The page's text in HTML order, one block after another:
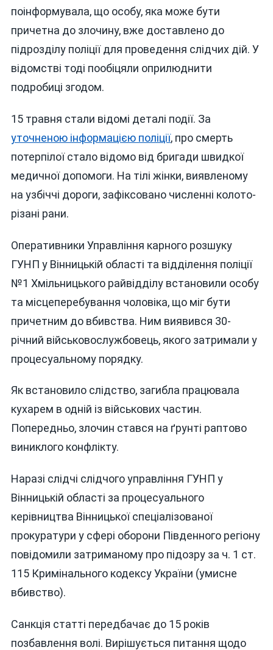
поінформувала, що особу, яка може бути
причетна до злочину, вже доставлено до
підрозділу поліції для проведення слідчих дій. У
відомстві тоді пообіцяли оприлюднити
подробиці згодом.
15 травня стали відомі деталі події. За
уточненою інформацією поліції, про смерть
потерпілої стало відомо від бригади швидкої
медичної допомоги. На тілі жінки, виявленому
на узбіччі дороги, зафіксовано численні колото-
різані рани.
Оперативники Управління карного розшуку
ГУНП у Вінницькій області та відділення поліції
№1 Хмільницького райвідділу встановили особу
та місцеперебування чоловіка, що міг бути
причетним до вбивства. Ним виявився 30-
річний військовослужбовець, якого затримали у
процесуальному порядку.
Як встановило слідство, загибла працювала
кухарем в одній із військових частин.
Попередньо, злочин стався на ґрунті раптово
виниклого конфлікту.
Наразі слідчі слідчого управління ГУНП у
Вінницькій області за процесуального
керівництва Вінницької спеціалізованої
прокуратури у сфері оборони Південного регіону
повідомили затриманому про підозру за ч. 1 ст.
115 Кримінального кодексу України (умисне
вбивство).
Санкція статті передбачає до 15 років
позбавлення волі. Вирішується питання щодо